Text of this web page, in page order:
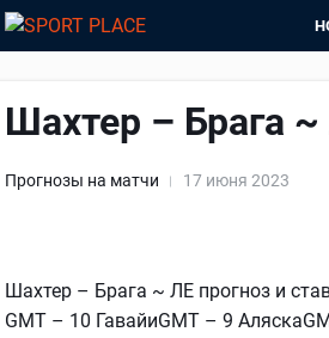
Шахтер – Брага ~
Прогнозы на матчи 17 июня 2023
Шахтер – Брага ~ ЛЕ прогноз и
GMT – 10 ГавайиGMT – 9